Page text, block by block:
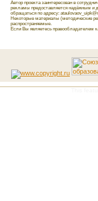
Автор проекта заинтересован в
рекламы предоставляется надёжным и
обращаться по адресу:
Некоторые материалы (методические
распространяемые.
Если Вы являетесь правообладателем